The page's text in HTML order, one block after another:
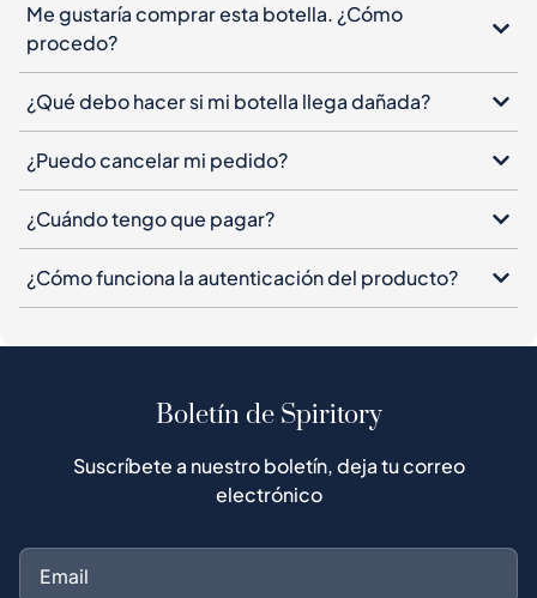
Me gustaría comprar esta botella. ¿Cómo
procedo?
¿Qué debo hacer si mi botella llega dañada?
¿Puedo cancelar mi pedido?
¿Cuándo tengo que pagar?
¿Cómo funciona la autenticación del producto?
Boletín de Spiritory
Suscríbete a nuestro boletín, deja tu correo
electrónico